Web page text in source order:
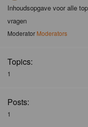
Inhoudsopgave voor alle
vragen
Moderator Moderators
Topics:
1
Posts:
1